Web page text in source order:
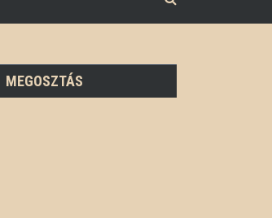
MEGOSZTÁS